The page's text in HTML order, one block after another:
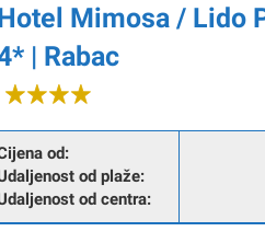
Mimosa / Lido
| Rabac
od:
od plaže:
od centra: